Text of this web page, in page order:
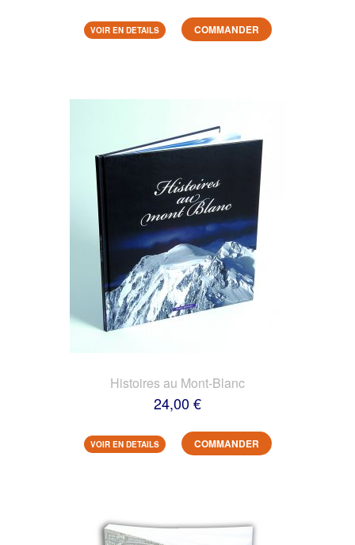
VOIR EN DETAILS COMMANDER
Histoires au Mont-Blanc
24,00 €
VOIR EN DETAILS COMMANDER